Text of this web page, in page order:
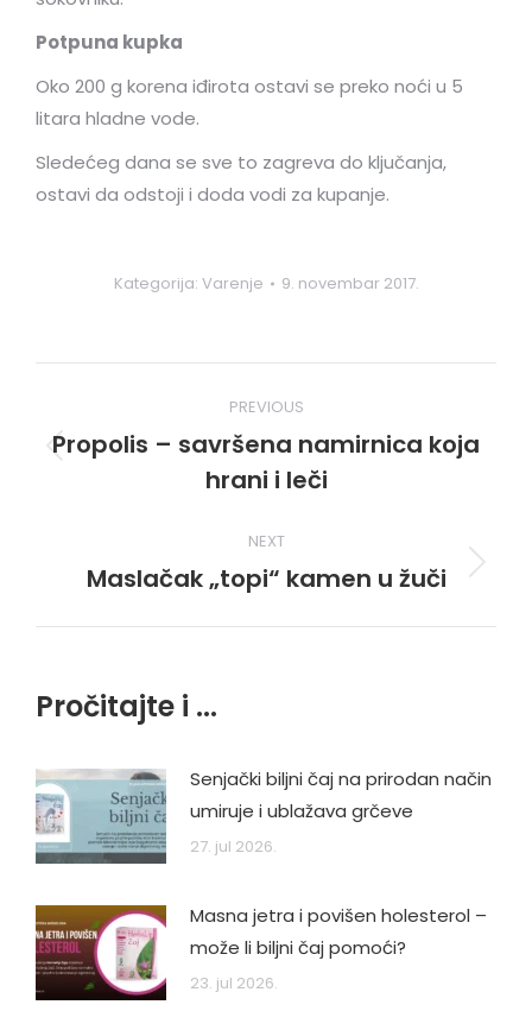
Potpuna kupka
Oko 200 g korena iđirota ostavi se preko noći u 5
litara hladne vode.
Sledećeg dana se sve to zagreva do ključanja,
ostavi da odstoji i doda vodi za kupanje.
Kategorija: Varenje 9. novembar 2017.
navigation
PREVIOUS
Previous
post:
Propolis – savršena namirnica koja
hrani i leči
NEXT
Next
Maslačak „topi“ kamen u žuči
Pročitajte i ...
Senjački biljni čaj na prirodan način
umiruje i ublažava grčeve
27. jul 2026.
Masna jetra i povišen holesterol –
može li biljni čaj pomoći?
23. jul 2026.